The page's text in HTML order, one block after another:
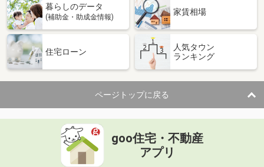
暮らしのデータ
(補助金・助成金情報)
家賃相場
住宅ローン
人気タウン
ランキング
ページトップに戻る
goo住宅・不動産
アプリ